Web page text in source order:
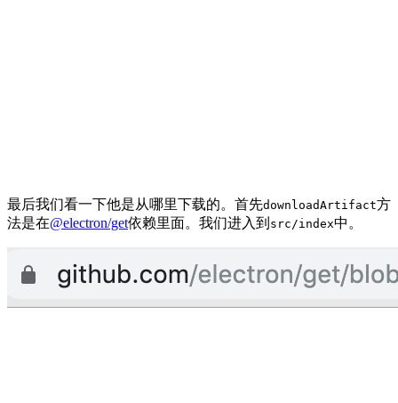
最后我们看一下他是从哪里下载的。首先downloadArtifact方
法是在@electron/get依赖里面。我们进入到 src/index中。